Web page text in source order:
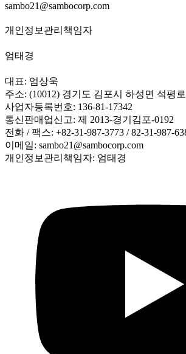
sambo21@sambocorp.com
개인정보관리책임자
엄태경
대표: 엄상욱
주소: (10012) 경기도 김포시 하성면 석평
사업자등록번호: 136-81-17342
통신판매업신고: 제 2013-경기김포-0192
전화 / 팩스: +82-31-987-3773 / 82-31-987-
이메일: sambo21@sambocorp.com
개인정보관리책임자: 엄태경